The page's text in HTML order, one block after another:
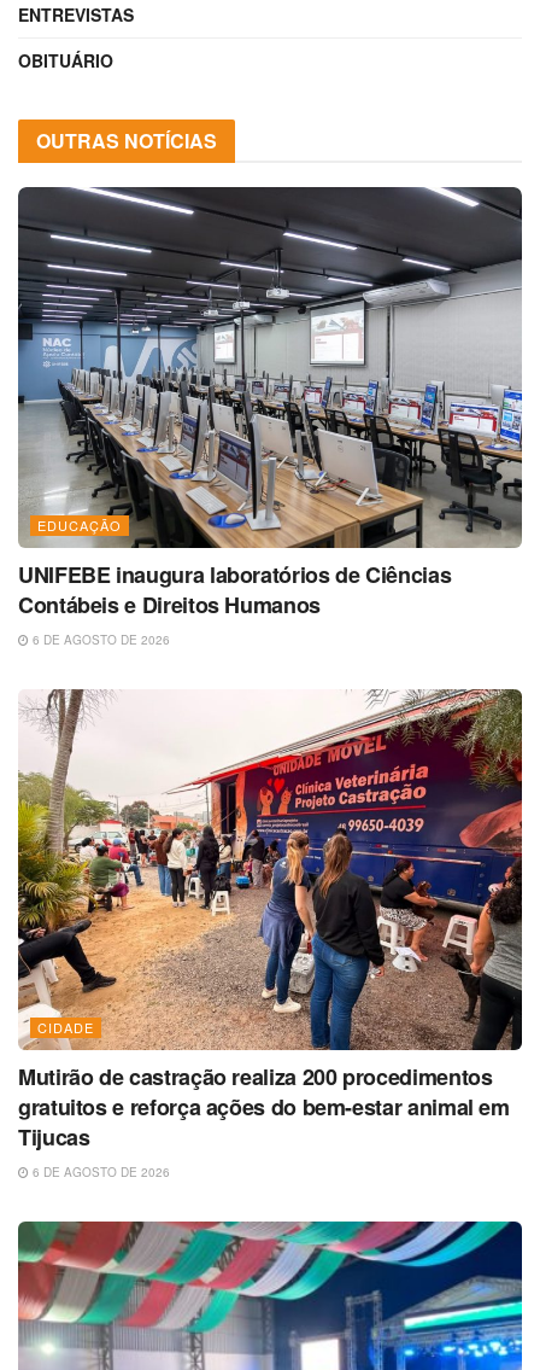
ENTREVISTAS
OBITUÁRIO
OUTRAS NOTÍCIAS
EDUCAÇÃO
UNIFEBE inaugura laboratórios de Ciências
Contábeis e Direitos Humanos
6 DE AGOSTO DE 2026
CIDADE
Mutirão de castração realiza 200 procedimentos
gratuitos e reforça ações do bem-estar animal em
Tijucas
6 DE AGOSTO DE 2026